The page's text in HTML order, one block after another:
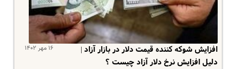
۱۶ مهر ۱۴۰۲
افزایش شوکه کننده قیمت دلار در بازار آزاد |
دلیل افزایش نرخ دلار آزاد چیست ؟